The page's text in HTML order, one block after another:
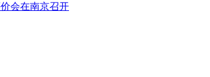
会在南京召开